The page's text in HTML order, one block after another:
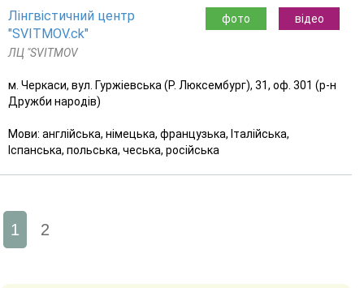
відео
фото
Лінгвістичний центр
"SVITMOV.ck"
ЛЦ "SVITMOV
м. Черкаси, вул. Гуржіевська (Р. Люксембург), 31, оф. 301 (р-н
Дружби народів)
Мови: англійська, німецька, французька, Італійська,
Іспанська, польська, чеська, російська
1 2